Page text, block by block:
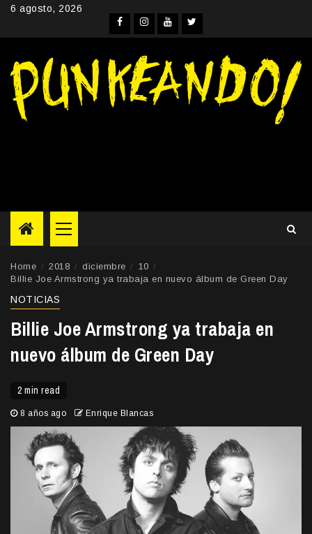
Skip6 agosto, 2026
Facebook
Instagram
YouTube
Twitter
Primary
Menu
Home 2018 diciembre
10
Billie Joe Armstrong ya trabaja en nuevo álbum de Green Day
NOTICIAS
Billie Joe Armstrong ya trabaja en
nuevo álbum de Green Day
2 min read
8 años ago Enrique Blancas